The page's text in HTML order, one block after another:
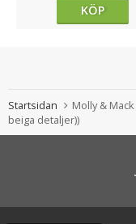
KÖP
Startsidan
Molly &
beiga detaljer))